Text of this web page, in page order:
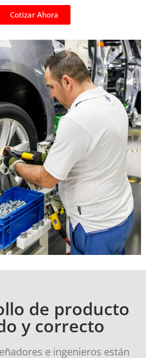
Cotizar Ahora
de producto
y correcto
e ingenieros están